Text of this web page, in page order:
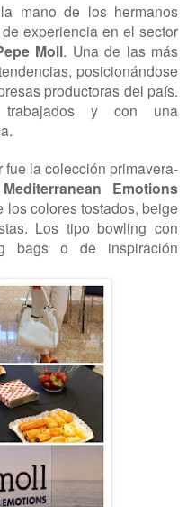
mano de los hermanos
experiencia en el sector
Moll. Una de las más
posicionándose
productoras del país.
trabajados y con una
la colección primavera-
Mediterranean Emotions
colores tostados, beige
Los tipo bowling con
bags o de inspiración